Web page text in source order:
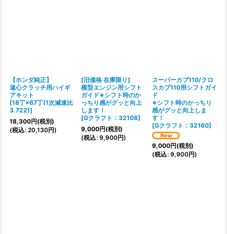
【ホンダ純正】
遠心クラッチ用ハイギ
アキット
[18丁×67丁(1次減速比
3.722)]
18,300円(税別)
(税込: 20,130円)
[旧価格 在庫限り]
横型エンジン用シフト
ガイド※シフト時のか
っちり感がグッと向上
します！
[Gクラフト：32108]
9,000円(税別)
(税込: 9,900円)
スーパーカブ110/クロ
スカブ110用シフトガイ
ド
※シフト時のかっちり
感がグッと向上しま
す！
[Gクラフト：32160]
9,000円(税別)
(税込: 9,900円)